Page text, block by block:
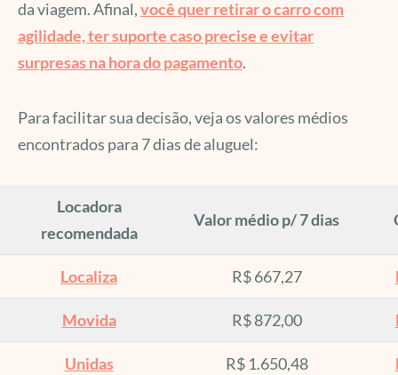
da viagem. Afinal,você quer retirar o carro com
agilidade, ter suporte caso precise e evitar
surpresas na hora do pagamento.
Para facilitar sua decisão, veja os valores médios
encontrados para 7 dias de aluguel:
Locadora
recomendada
Valor médio p/ 7 dias
Localiza R$ 667,27
Movida R$ 872,00
Unidas R$ 1.650,48